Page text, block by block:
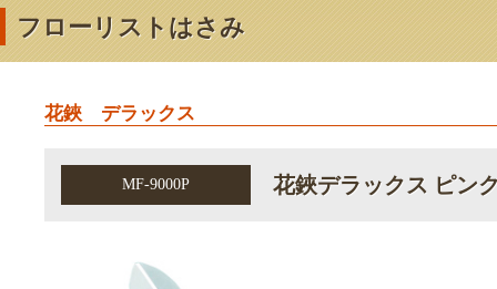
フローリストはさみ
花鋏 デラックス
MF-9000P 花鋏デラックス ピン